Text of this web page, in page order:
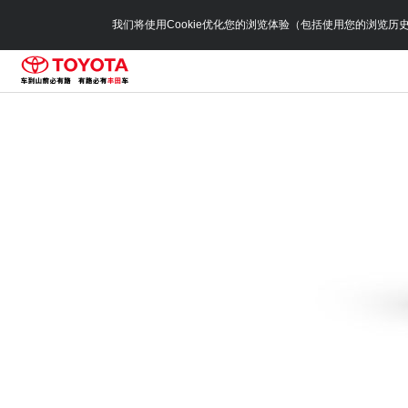
我们将使用Cookie优化您的浏览体验（包括使用您的浏览历